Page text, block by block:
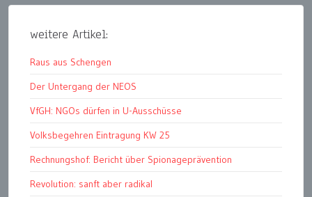
weitere Artikel:
Raus aus Schengen
Der Untergang der NEOS
VfGH: NGOs dürfen in U-Ausschüsse
Volksbegehren Eintragung KW 25
Rechnungshof: Bericht über Spionageprävention
Revolution: sanft aber radikal